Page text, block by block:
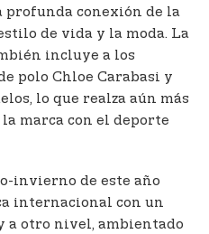
conexión de la
de vida y la moda. La
incluye a los
polo Chloe Carabasi y
lo que realza aún más
marca con el deporte
invierno de este año
internacional con un
a otro nivel, ambientado